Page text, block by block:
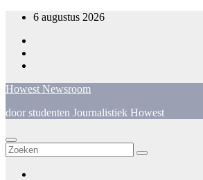
Spring
inhoud
6 augustus 2026
Howest Newsroom
door studenten Journalistiek Howest